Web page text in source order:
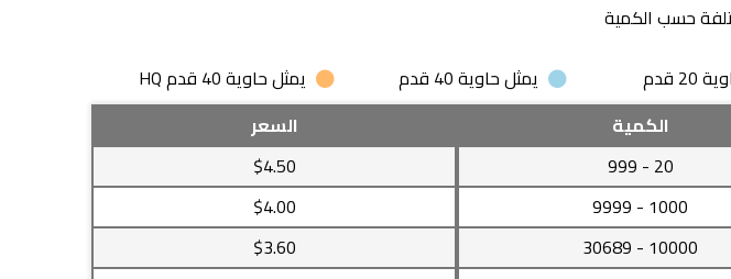
حسب الكمية
قدم
يمثل حاوية 40 قدم
يمثل حاوية 40 قدم HQ
الكمية
السعر
20
- 999
$4.50
1000
- 9999
$4.00
10000
- 30689
$3.60